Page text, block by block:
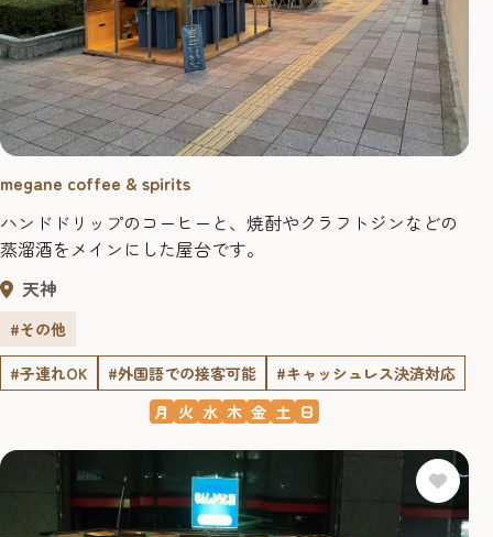
megane coffee & spirits
ハンドドリップのコーヒーと、焼酎やクラフトジンなどの
蒸溜酒をメインにした屋台です。
天神
#その他
#子連れOK
#外国語での接客可能
#キャッシュレス決済対応
月 火 水 木 金 土 日